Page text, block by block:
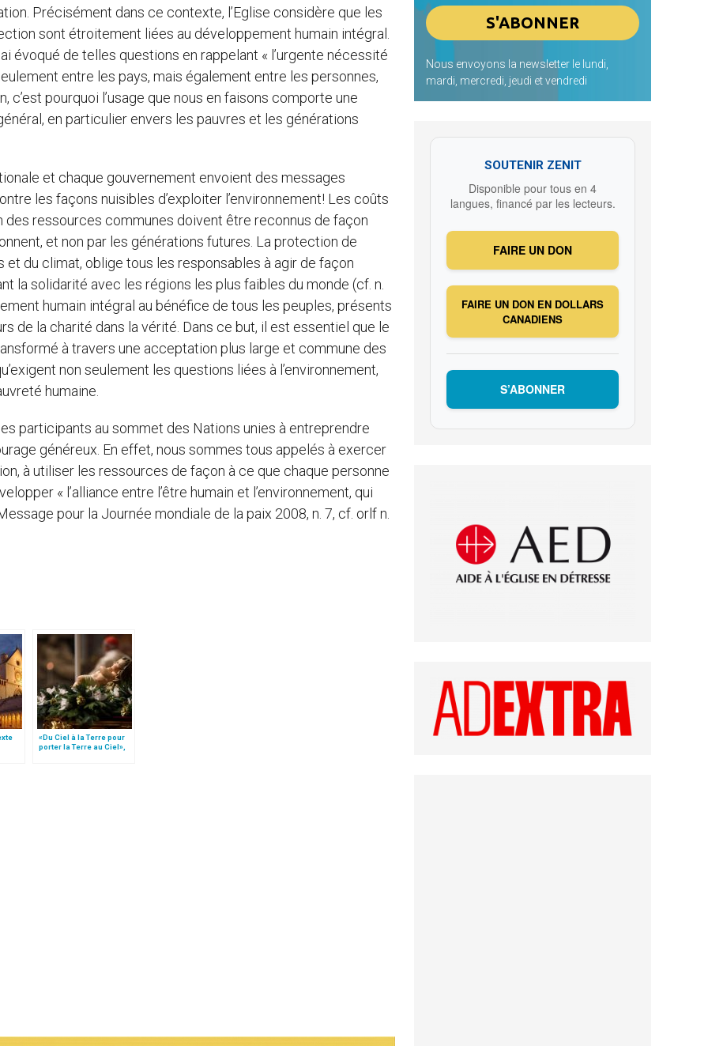
Précisément dans ce contexte, l’Eglise considère que les
sont étroitement liées au développement humain intégral.
évoqué de telles questions en rappelant « l’urgente nécessité
entre les pays, mais également entre les personnes,
c’est pourquoi l’usage que nous en faisons comporte une
en particulier envers les pauvres et les générations
et chaque gouvernement envoient des messages
les façons nuisibles d’exploiter l’environnement! Les coûts
des ressources communes doivent être reconnus de façon
et non par les générations futures. La protection de
et du climat, oblige tous les responsables à agir de façon
la solidarité avec les régions les plus faibles du monde (cf. n.
humain intégral au bénéfice de tous les peuples, présents
de la charité dans la vérité. Dans ce but, il est essentiel que le
à travers une acceptation plus large et commune des
non seulement les questions liées à l’environnement,
humaine.
participants au sommet des Nations unies à entreprendre
généreux. En effet, nous sommes tous appelés à exercer
à utiliser les ressources de façon à ce que chaque personne
« l’alliance entre l’être humain et l’environnement, qui
pour la Journée mondiale de la paix 2008, n. 7, cf. orlf n.
«Du Ciel à la Terre pour
porter la Terre au Ciel»,
Nous envoyons la newsletter le lundi,
mardi, mercredi, jeudi et vendredi
SOUTENIR ZENIT
Disponible pour tous en 4
langues, financé par les lecteurs.
FAIRE UN DON
FAIRE UN DON EN DOLLARS
CANADIENS
S’ABONNER